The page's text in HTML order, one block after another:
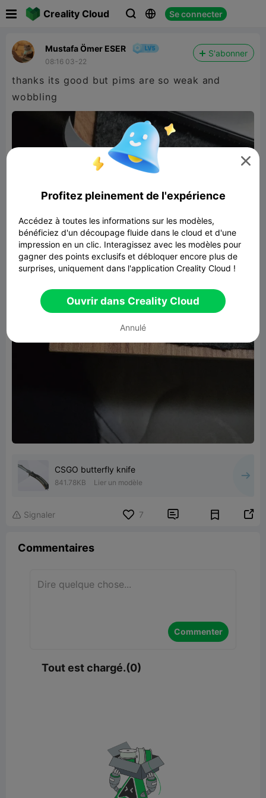
Creality Cloud   Se connecter
Mustafa Ömer ESER
08:16 03-22
S'abonner
thanks its good but pims are so weak and
wobbling
CSGO butterfly knife
841.78KB Lier un modèle
 Signaler 7  
Commentaires
Commenter
Tout est chargé.(0)

Profitez pleinement de l'expérience
Accédez à toutes les informations sur les modèles,
bénéficiez d'un découpage fluide dans le cloud et d'une
impression en un clic. Interagissez avec les modèles pour
gagner des points exclusifs et débloquer encore plus de
surprises, uniquement dans l'application Creality Cloud !
Ouvrir dans Creality Cloud
Annulé